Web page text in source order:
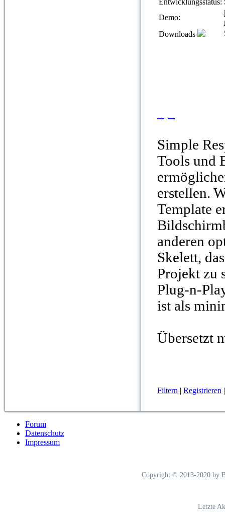
Entwicklungsstatus:
Demo:
Downloads
Simple
Tools und
erstellen.
Template
anderen
Skelett,
Projekt zu
Plug-n-
ist als
Übersetzt
Filtern | Registrieren
Forum
Datenschutz
Impressum
Copyright © 2013-2020 by
Letzte